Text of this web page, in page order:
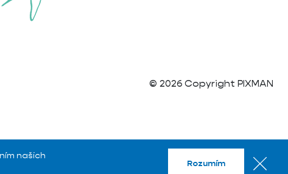
© 2026 Copyright PIXMAN
našich
Rozumím